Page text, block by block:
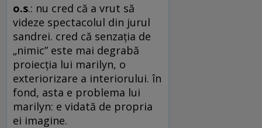
o.s.: nu cred că a vrut să
videze spectacolul din jurul
sandrei. cred că senzaţia de
„nimic” este mai degrabă
proiecţia lui marilyn, o
exteriorizare a interiorului. în
fond, asta e problema lui
marilyn: e vidată de propria
ei imagine.